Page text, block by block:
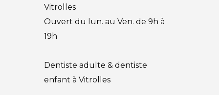
Vitrolles
Ouvert du lun. au Ven. de 9h à
19h
Dentiste adulte & dentiste
enfant à Vitrolles